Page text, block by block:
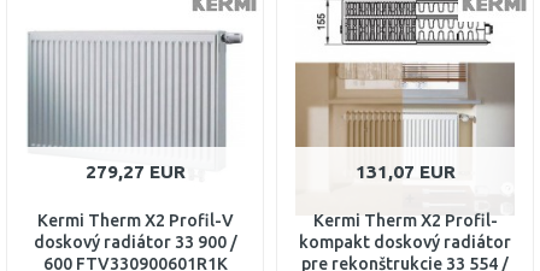
Porovnať Porovnať
279,27 EUR
Kermi Therm X2 Profil-V
doskový radiátor 33 900 /
600 FTV330900601R1K
131,07 EUR
Kermi Therm X2 Profil-
kompakt doskový radiátor
pre rekonštrukcie 33 554 /